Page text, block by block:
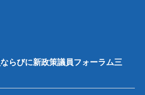
らびに新政策議員フォーラム三